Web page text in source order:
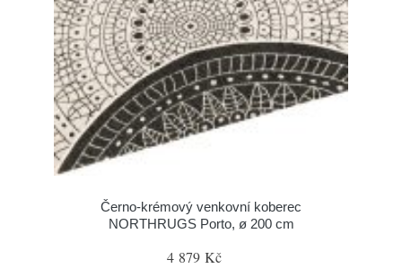
Černo-krémový venkovní koberec
NORTHRUGS Porto, ø 200 cm
4 879 Kč